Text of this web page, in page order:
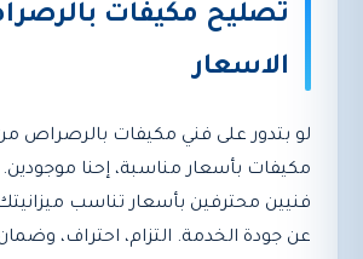
تصليح مكيفات
الاسعار
لو بتدور على فني مكيفات بالرصراص
مكيفات بأسعار مناسبة، إحنا
فنيين محترفين بأسعار تناسب ميزانيتك
عن جودة الخدمة. التزام، احتراف،